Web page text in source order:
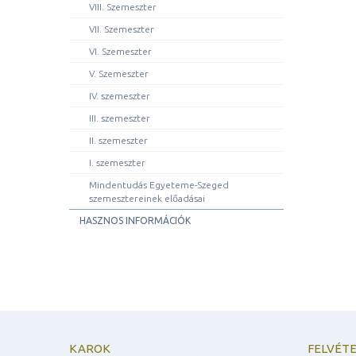
VIII. Szemeszter
VII. Szemeszter
VI. Szemeszter
V. Szemeszter
IV. szemeszter
III. szemeszter
II. szemeszter
I. szemeszter
Mindentudás Egyeteme-Szeged
szemesztereinek előadásai
HASZNOS INFORMÁCIÓK
KAROK